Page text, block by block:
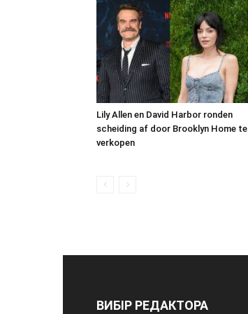
Lily Allen en David Harbor ronden
scheiding af door Brooklyn Home te
verkopen
ВИБІР РЕДАКТОРА